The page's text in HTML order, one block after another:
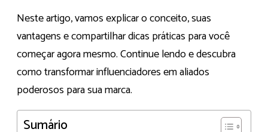
Neste artigo, vamos explicar o conceito, suas
vantagens e compartilhar dicas práticas para você
começar agora mesmo. Continue lendo e descubra
como transformar influenciadores em aliados
poderosos para sua marca.
Sumário